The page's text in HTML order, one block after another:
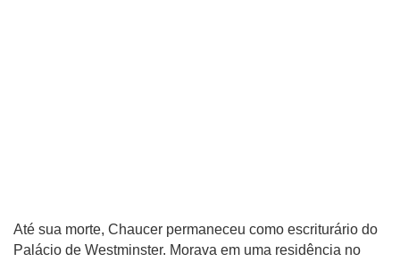
Até sua morte, Chaucer permaneceu como escriturário do
Palácio de Westminster. Morava em uma residência no